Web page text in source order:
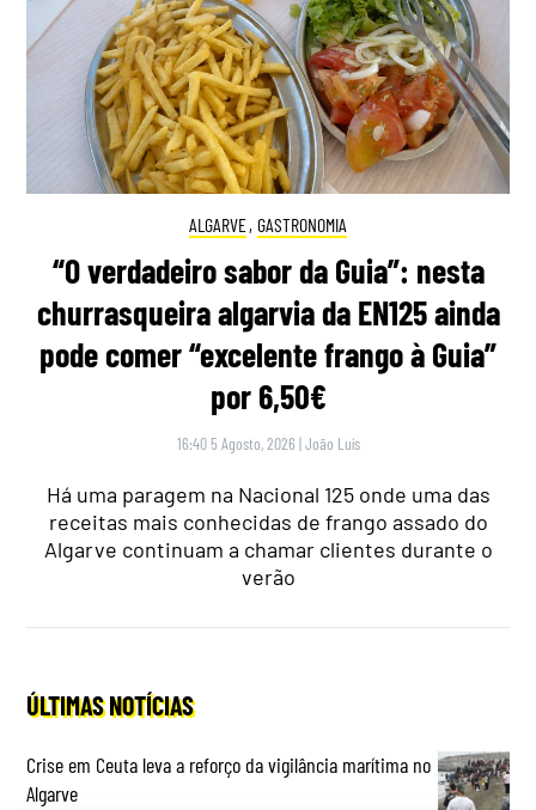
ALGARVE, GASTRONOMIA
“O verdadeiro sabor da Guia”: nesta
churrasqueira algarvia da EN125 ainda
pode comer “excelente frango à Guia”
por 6,50€
16:40 5 Agosto, 2026 |João Luís
Há uma paragem na Nacional 125 onde uma das
receitas mais conhecidas de frango assado do
Algarve continuam a chamar clientes durante o
verão
ÚLTIMAS NOTÍCIAS
Crise em Ceuta leva a reforço da vigilância marítima no
Algarve